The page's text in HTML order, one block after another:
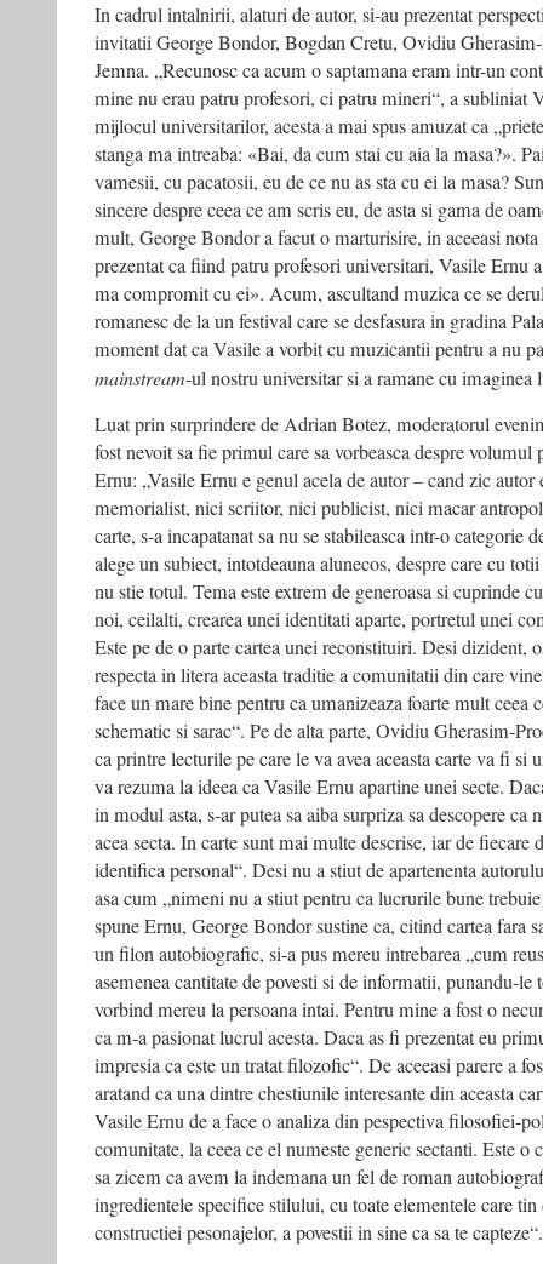
In cadrul intalnirii, alaturi de autor, si-au prezentat
invitatii George Bondor, Bogdan Cretu, Ovidiu
Jemna. „Recunosc ca acum o saptamana eram intr-un
mine nu erau patru profesori, ci patru mineri“, a subliniat
mijlocul universitarilor, acesta a mai spus amuzat ca
stanga ma intreaba: «Bai, da cum stai cu aia la masa?».
vamesii, cu pacatosii, eu de ce nu as sta cu ei la masa?
sincere despre ceea ce am scris eu, de asta si gama de
mult, George Bondor a facut o marturisire, in aceeasi
prezentat ca fiind patru profesori universitari, Vasile Ernu
ma compromit cu ei». Acum, ascultand muzica ce se
romanesc de la un festival care se desfasura in gradina
moment dat ca Vasile a vorbit cu muzicantii pentru a nu
mainstream-ul nostru universitar si a ramane cu imaginea
Luat prin surprindere de Adrian Botez, moderatorul
fost nevoit sa fie primul care sa vorbeasca despre volumul
Ernu: „Vasile Ernu e genul acela de autor – cand zic
memorialist, nici scriitor, nici publicist, nici macar
carte, s-a incapatanat sa nu se stabileasca intr-o categorie
alege un subiect, intotdeauna alunecos, despre care cu
nu stie totul. Tema este extrem de generoasa si cuprinde
noi, ceilalti, crearea unei identitati aparte, portretul unei
Este pe de o parte cartea unei reconstituiri. Desi dizident,
respecta in litera aceasta traditie a comunitatii din care
face un mare bine pentru ca umanizeaza foarte mult ceea
schematic si sarac“. Pe de alta parte, Ovidiu Gherasim-
ca printre lecturile pe care le va avea aceasta carte va fi si
va rezuma la ideea ca Vasile Ernu apartine unei secte.
in modul asta, s-ar putea sa aiba surpriza sa descopere ca
acea secta. In carte sunt mai multe descrise, iar de fiecare
identifica personal“. Desi nu a stiut de apartenenta
asa cum „nimeni nu a stiut pentru ca lucrurile bune
spune Ernu, George Bondor sustine ca, citind cartea fara
un filon autobiografic, si-a pus mereu intrebarea „cum
asemenea cantitate de povesti si de informatii, punandu-
vorbind mereu la persoana intai. Pentru mine a fost o
ca m-a pasionat lucrul acesta. Daca as fi prezentat eu
impresia ca este un tratat filozofic“. De aceeasi parere a
aratand ca una dintre chestiunile interesante din aceasta
Vasile Ernu de a face o analiza din pespectiva filosofiei-
comunitate, la ceea ce el numeste generic sectanti. Este o
sa zicem ca avem la indemana un fel de roman
ingredientele specifice stilului, cu toate elementele care
constructiei pesonajelor, a povestii in sine ca sa te capteze“.